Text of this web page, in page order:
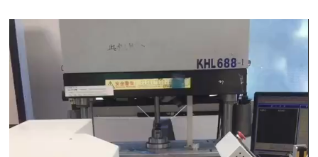
Video
Player